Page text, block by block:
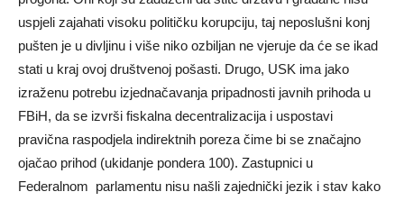
uspjeli zajahati visoku političku korupciju, taj neposlušni konj
pušten je u divljinu i više niko ozbiljan ne vjeruje da će se ikad
stati u kraj ovoj društvenoj pošasti. Drugo, USK ima jako
izraženu potrebu izjednačavanja pripadnosti javnih prihoda u
FBiH, da se izvrši fiskalna decentralizacija i uspostavi
pravična raspodjela indirektnih poreza čime bi se značajno
ojačao prihod (ukidanje pondera 100). Zastupnici u
Federalnom parlamentu nisu našli zajednički jezik i stav kako